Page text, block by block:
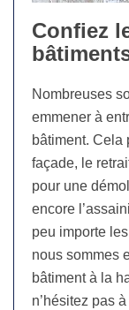
Confiez
Nombreuses
emmener à
bâtiment. Cela
façade, le
pour une
encore
peu importe
nous sommes
bâtiment à la
n’hésitez pas